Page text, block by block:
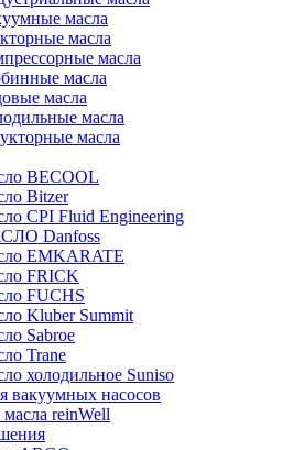
масла
масла
масла
масла
масла
масла
масла
BECOOL
Bitzer
CPI Fluid Engineering
Danfoss
EMKARATE
FRICK
FUCHS
Kluber Summit
Sabroe
Trane
холодильное Suniso
вакуумных насосов
reinWell